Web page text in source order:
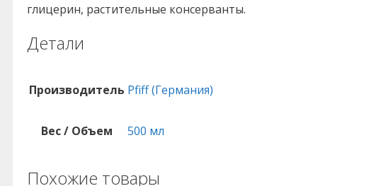
глицерин, растительные консерванты.
Детали
Производитель Pfiff (Германия)
Вес / Объем 500 мл
Похожие товары